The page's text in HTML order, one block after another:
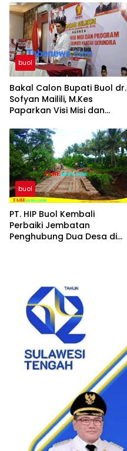
Kayulompa
buol
Bakal Calon Bupati Buol dr.
Sofyan Mailili, M.Kes
Paparkan Visi Misi dan
Pembangunan Buol
Berkelanjutan
buol
PT. HIP Buol Kembali
Perbaiki Jembatan
Penghubung Dua Desa di